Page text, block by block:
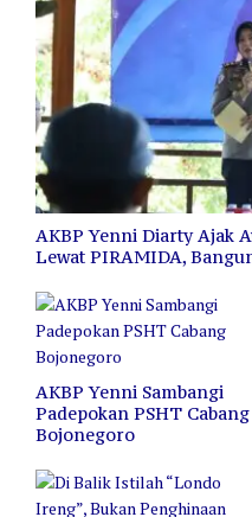
AKBP Yenni Diarty Ajak
Lewat PIRAMIDA,
AKBP Yenni Sambangi
Padepokan PSHT Cabang
Bojonegoro